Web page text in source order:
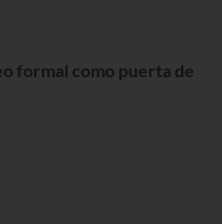
formal como puerta de